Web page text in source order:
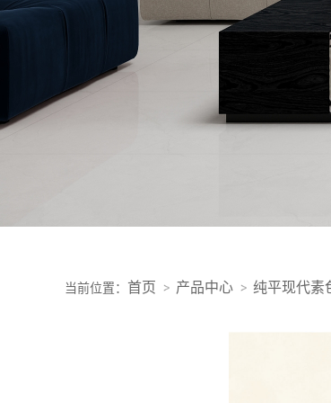
当前位置： 首页 产品中心 纯平现代素